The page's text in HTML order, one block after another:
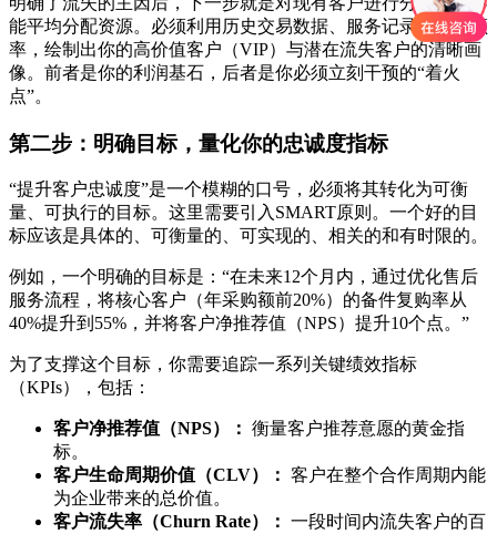
能平均分配资源。必须利用历史交易数据、服务记录和互动频
率，绘制出你的高价值客户（VIP）与潜在流失客户的清晰画
像。前者是你的利润基石，后者是你必须立刻干预的“着火
点”。
第二步：明确目标，量化你的忠诚度指标
“提升客户忠诚度”是一个模糊的口号，必须将其转化为可衡
量、可执行的目标。这里需要引入SMART原则。一个好的目
标应该是具体的、可衡量的、可实现的、相关的和有时限的。
例如，一个明确的目标是：“在未来12个月内，通过优化售后
服务流程，将核心客户（年采购额前20%）的备件复购率从
40%提升到55%，并将客户净推荐值（NPS）提升10个点。”
为了支撑这个目标，你需要追踪一系列关键绩效指标
（KPIs），包括：
客户净推荐值（NPS）： 衡量客户推荐意愿的黄金指
标。
客户生命周期价值（CLV）： 客户在整个合作周期内能
为企业带来的总价值。
客户流失率（Churn Rate）： 一段时间内流失客户的百